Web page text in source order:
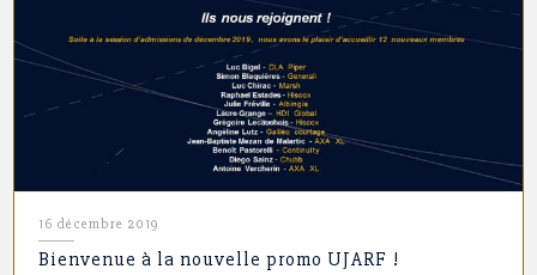
16 décembre 2019
Bienvenue à la nouvelle promo UJARF !